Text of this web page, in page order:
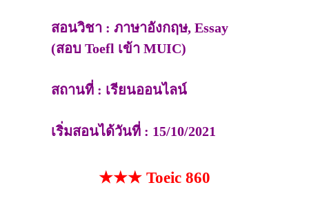
สอนวิชา : ภาษาอังกฤษ, Essay
(สอบ Toefl เข้า MUIC)
สถานที่ : เรียนออนไลน์
เริ่มสอนได้วันที่ : 15/10/2021
★★★ Toeic 860